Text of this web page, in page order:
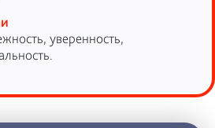
уверенность,